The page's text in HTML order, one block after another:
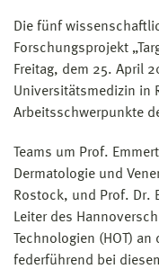
Die fünf
Forschungsprojekt
Freitag, dem 25. April
Universitätsmedizin in
Arbeitsschwerpunkte
Teams um Prof.
Dermatologie und
Rostock, und Prof. Dr.
Leiter des
Technologien (HOT)
federführend bei